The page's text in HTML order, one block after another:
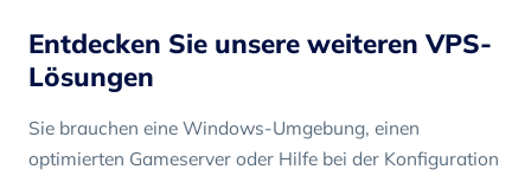
Entdecken Sie unsere weiteren VPS-
Lösungen
Sie brauchen eine Windows-Umgebung, einen
optimierten Gameserver oder Hilfe bei der Konfiguration